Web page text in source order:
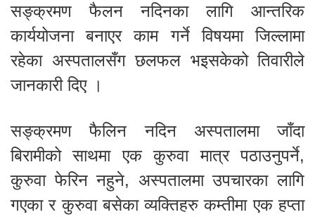
सङ्क्रमण फैलन नदिनका लागि आन्तरिक
कार्ययोजना बनाएर काम गर्ने विषयमा जिल्लामा
रहेका अस्पतालसँग छलफल भइसकेको तिवारीले
जानकारी दिए ।
सङ्क्रमण फैलिन नदिन अस्पतालमा जाँदा
बिरामीको साथमा एक कुरुवा मात्र पठाउनुपर्ने,
कुरुवा फेरिन नहुने, अस्पतालमा उपचारका लागि
गएका र कुरुवा बसेका व्यक्तिहरु कम्तीमा एक हप्ता